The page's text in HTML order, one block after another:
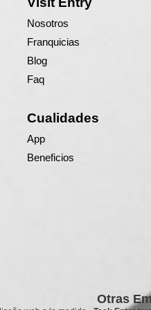
Nosotros
Franquicias
Blog
Faq
Cualidades
App
Beneficios
Otras